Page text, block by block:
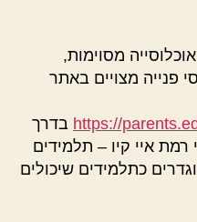
מסוימות,
פנייה מצויים באתר
https:// בדרך
איי קיו – תלמידים
ומעלה, מוגדרים כתלמידים שיכולים